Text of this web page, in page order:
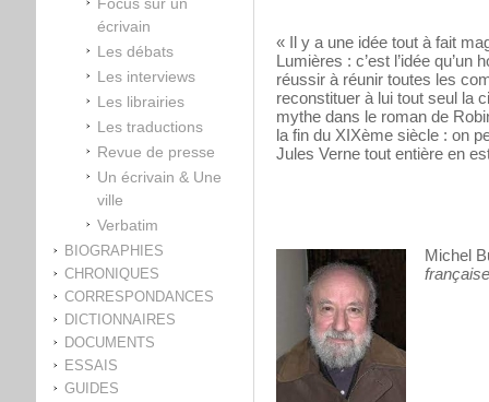
écrivain
Les débats
Les interviews
Les librairies
Les traductions
Revue de presse
Un écrivain & Une
ville
Verbatim
BIOGRAPHIES
CHRONIQUES
CORRESPONDANCES
DICTIONNAIRES
DOCUMENTS
ESSAIS
GUIDES
« Il y a une idée tout à fait
Lumières : c’est l’idée
réussir à réunir toutes les
reconstituer à lui tout seul la
mythe dans le roman de
la fin du XIXème siècle : on
Jules Verne tout entière en
Michel